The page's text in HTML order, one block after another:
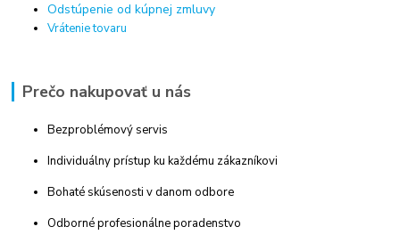
Odstúpenie od kúpnej zmluvy
Vrátenie tovaru
Prečo nakupovať u nás
Bezproblémový servis
Individuálny prístup ku každému zákazníkovi
Bohaté skúsenosti v danom odbore
Odborné profesionálne poradenstvo